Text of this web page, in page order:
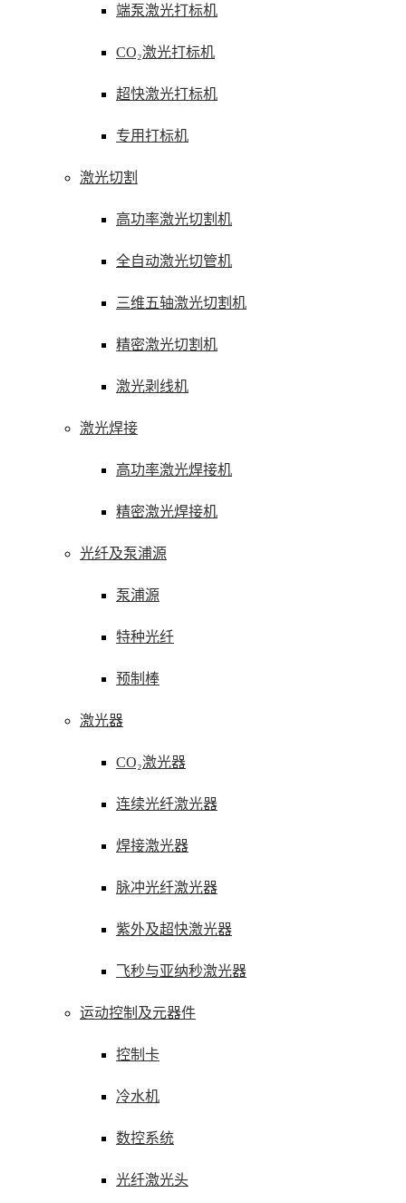
端泵激光打标机
CO₂激光打标机
超快激光打标机
专用打标机
激光切割
高功率激光切割机
全自动激光切管机
三维五轴激光切割机
精密激光切割机
激光剥线机
激光焊接
高功率激光焊接机
精密激光焊接机
光纤及泵浦源
泵浦源
特种光纤
预制棒
激光器
CO₂激光器
连续光纤激光器
焊接激光器
脉冲光纤激光器
紫外及超快激光器
飞秒与亚纳秒激光器
运动控制及元器件
控制卡
冷水机
数控系统
光纤激光头